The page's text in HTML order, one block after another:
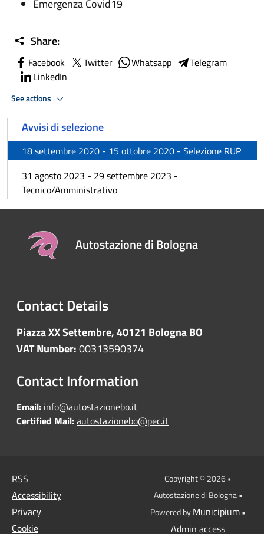
Emergenza Covid19
Share:
Facebook Twitter Whatsapp
Telegram
LinkedIn
See actions
Avvisi di selezione
18 settembre 2020 - 15 ottobre 2020 - Selezione RUP
31 agosto 2023 - 29 settembre 2023 -
Tecnico/Amministrativo
Autostazione di Bologna
Contact Details
Piazza XX Settembre, 40121 Bologna BO
VAT Number:00313590374
Contact Information
Email: info@autostazionebo.it
Certified Mail:autostazionebo@pec.it
RSS
Accessibility
Privacy
Cookie
Copyright © 2026 •
Autostazione di Bologna •
Powered byMunicipium•
Admin access